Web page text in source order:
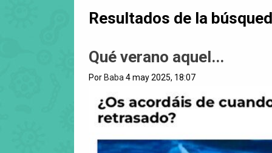
Resultados de la
Qué verano aquel...
Por Baba 4 may 2025, 18:07